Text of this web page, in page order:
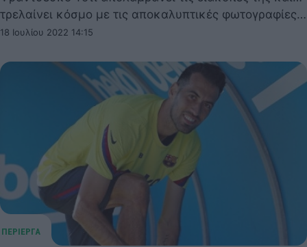
τρελαίνει κόσμο με τις αποκαλυπτικές φωτογραφίες…
18 Ιουλίου 2022 14:15